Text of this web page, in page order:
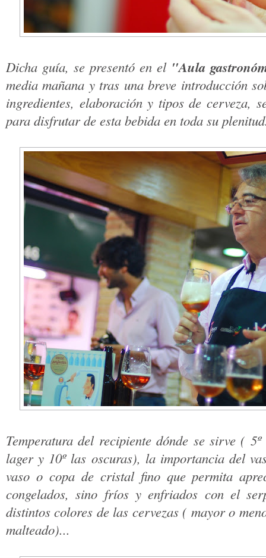
Dicha guía, se presentó en el"Aula
media mañana y tras una breve introducción
ingredientes, elaboración y tipos de cerveza,
para disfrutar de esta bebida en toda su
Temperatura del recipiente dónde se sirve (
lager y 10º las oscuras), la importancia del
vaso o copa de cristal fino que permita
congelados, sino fríos y enfriados con el
distintos colores de las cervezas ( mayor o
malteado)...